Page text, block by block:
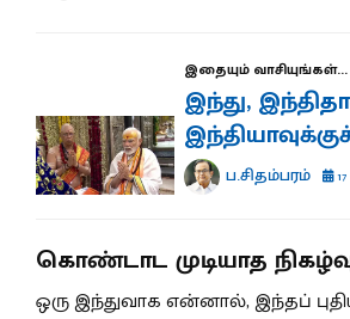
இதையும் வாசியுங்கள்...
இந்து,
ப.சிதம்பரம்
கொண்டாட முடியாத
ஒரு இந்துவாக என்னால், இந்தப்